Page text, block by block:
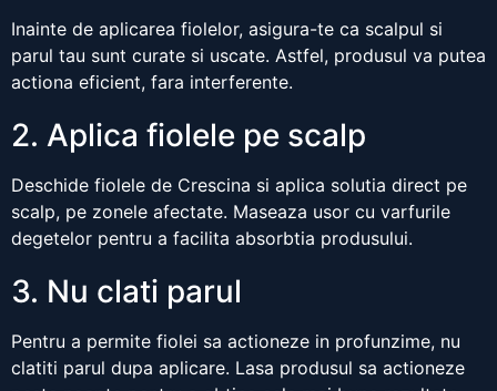
Inainte de aplicarea fiolelor, asigura-te ca scalpul si
parul tau sunt curate si uscate. Astfel, produsul va putea
actiona eficient, fara interferente.
2. Aplica fiolele pe scalp
Deschide fiolele de Crescina si aplica solutia direct pe
scalp, pe zonele afectate. Maseaza usor cu varfurile
degetelor pentru a facilita absorbtia produsului.
3. Nu clati parul
Pentru a permite fiolei sa actioneze in profunzime, nu
clatiti parul dupa aplicare. Lasa produsul sa actioneze